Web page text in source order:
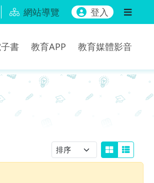
網站導覽 登入
書 教育APP 教育媒體影音